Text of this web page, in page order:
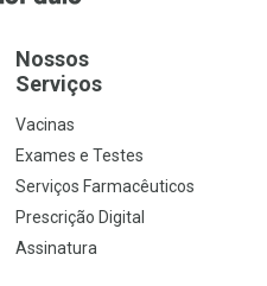
Nossos
Serviços
Vacinas
Exames e Testes
Serviços Farmacêuticos
Prescrição Digital
Assinatura